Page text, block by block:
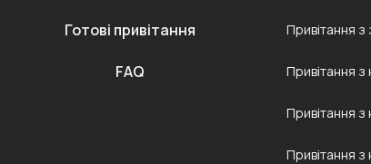
Готові привітання
FAQ
Привітання
Привітання
Привітання з
Привітання